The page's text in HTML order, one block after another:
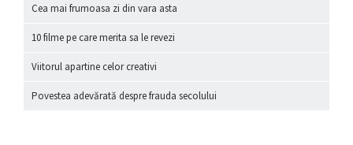
Cea mai frumoasa zi din vara asta
10 filme pe care merita sa le revezi
Viitorul apartine celor creativi
Povestea adevărată despre frauda secolului